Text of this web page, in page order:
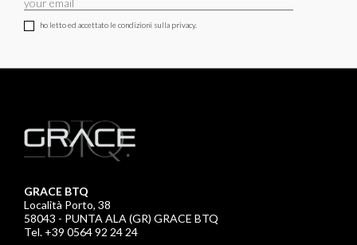
ho letto ed accettato le condizioni sulla privacy.
GRACE BTQ
Località Porto, 38
58043 - PUNTA ALA (GR) GRACE BTQ
Tel. +39 0564 92 24 24